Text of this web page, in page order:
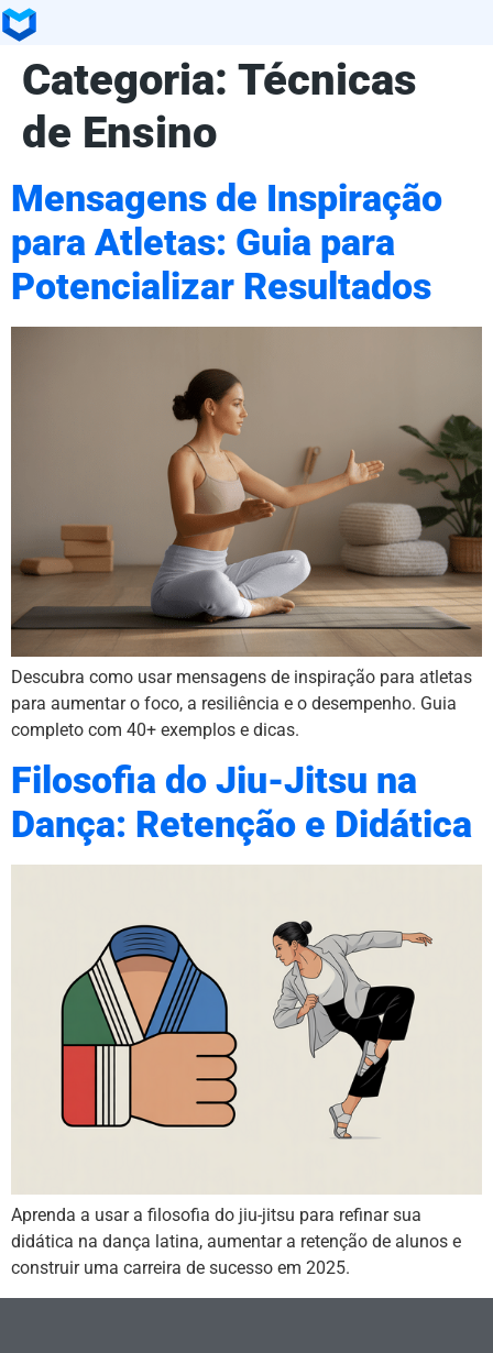
Categoria: Técnicas
de Ensino
Mensagens de Inspiração
para Atletas: Guia para
Potencializar Resultados
Descubra como usar mensagens de inspiração para atletas
para aumentar o foco, a resiliência e o desempenho. Guia
completo com 40+ exemplos e dicas.
Filosofia do Jiu-Jitsu na
Dança: Retenção e Didática
Aprenda a usar a filosofia do jiu-jitsu para refinar sua
didática na dança latina, aumentar a retenção de alunos e
construir uma carreira de sucesso em 2025.